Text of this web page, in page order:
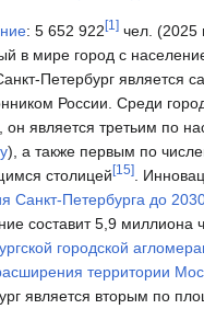
: 5 652 922 [1] чел. (2025
в мире город с
Петербург является
России. Среди
он является третьим по
), а также первым по
столицей [15] .
Санкт-Петербурга до
составит 5,9 миллиона
городской
территории
является вторым по